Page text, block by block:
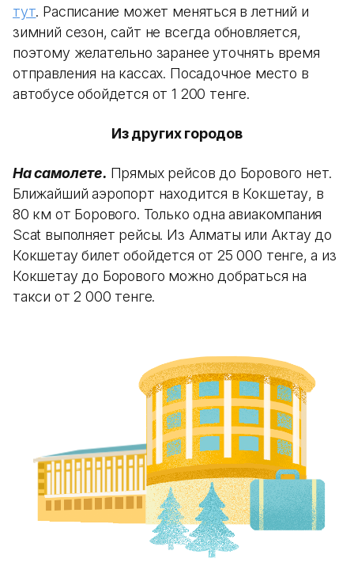
тут. Расписание может меняться в летний и
зимний сезон, сайт не всегда обновляется,
поэтому желательно заранее уточнять время
отправления на кассах. Посадочное место в
автобусе обойдется от 1 200 тенге.
Из других городов
На самолете. Прямых рейсов до Борового нет.
Ближайший аэропорт находится в Кокшетау, в
80 км от Борового. Только одна авиакомпания
Scat выполняет рейсы. Из Алматы или Актау до
Кокшетау билет обойдется от 25 000 тенге, а из
Кокшетау до Борового можно добраться на
такси от 2 000 тенге.